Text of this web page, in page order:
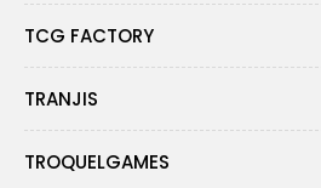
TCG FACTORY
TRANJIS
TROQUELGAMES